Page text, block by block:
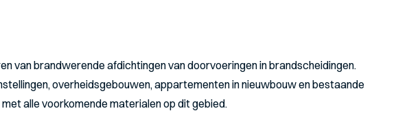
van brandwerende afdichtingen van doorvoeringen in brandscheidingen.
overheidsgebouwen, appartementen in nieuwbouw en bestaande
alle voorkomende materialen op dit gebied.